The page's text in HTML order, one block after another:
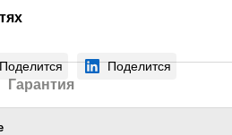
Поделится Поделится
Гарантия